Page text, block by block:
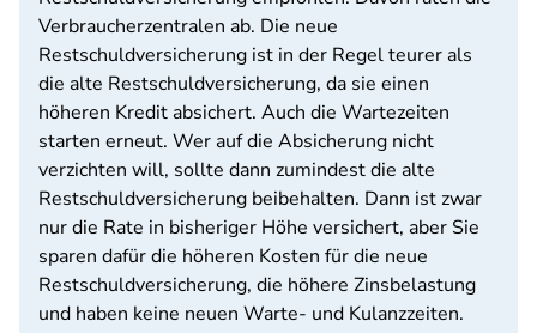
Verbraucherzentralen ab. Die neue
Restschuldversicherung ist in der Regel teurer als
die alte Restschuldversicherung, da sie einen
höheren Kredit absichert. Auch die Wartezeiten
starten erneut. Wer auf die Absicherung nicht
verzichten will, sollte dann zumindest die alte
Restschuldversicherung beibehalten. Dann ist zwar
nur die Rate in bisheriger Höhe versichert, aber Sie
sparen dafür die höheren Kosten für die neue
Restschuldversicherung, die höhere Zinsbelastung
und haben keine neuen Warte- und Kulanzzeiten.